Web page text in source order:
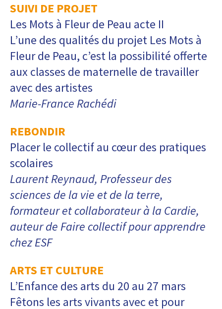
SUIVI DE PROJET
Les Mots à Fleur de Peau acte II
L’une des qualités du projet Les Mots à
Fleur de Peau, c’est la possibilité offerte
aux classes de maternelle de travailler
avec des artistes
Marie-France Rachédi
REBONDIR
Placer le collectif au cœur des pratiques
scolaires
Laurent Reynaud, Professeur des
sciences de la vie et de la terre,
formateur et collaborateur à la Cardie,
auteur de Faire collectif pour apprendre
chez ESF
ARTS ET CULTURE
L’Enfance des arts du 20 au 27 mars
Fêtons les arts vivants avec et pour